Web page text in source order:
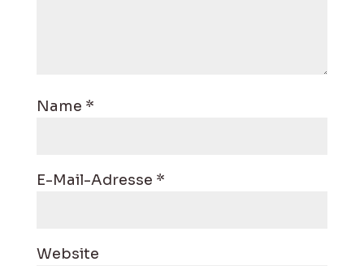
Name *
E-Mail-Adresse *
Website